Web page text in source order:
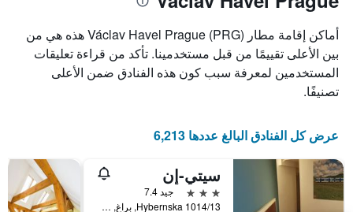
الذي
يعرض
عدد
الأيام
قبل
الإقامة
يتضمن
التالي
1
محور
Y
الذي
يعرض
أماكن إقامة مطار Václav Havel Prague (PRG) هذه هي من
بين الأعلى تقييمًا من قبل مستخدمينا. تأكد من قراءة تعليقات
المستخدمين لمعرفة سبب كون هذه الفنادق ضمن الأعلى
تصنيفًا.
عرض كل الفنادق البالغ عددها 6,213
سيتي-إن
3 نجوم
جيد 7.4
Hybernska 1014/13, براغ, Prague Region, جمهورية التشيك